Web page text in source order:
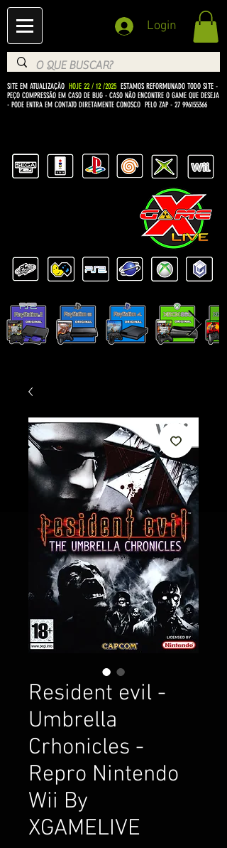
Login
SITE EM ATUALIZAÇÃO HOJE 22 / 12 /2025 ESTAMOS REFORMUNADO TODO SITE -
PEÇO COMPRESSÃO EM CASO DE BUG - CASO NÃO ENCONTRE O GAME QUE DESEJA
- PODE ENTRA EM CONTATO DIRETAMENTE CONOSCO PELO ZAP - 27 996155366
Resident evil -
Umbrella
Crhonicles -
Repro Nintendo
Wii By
XGAMELIVE